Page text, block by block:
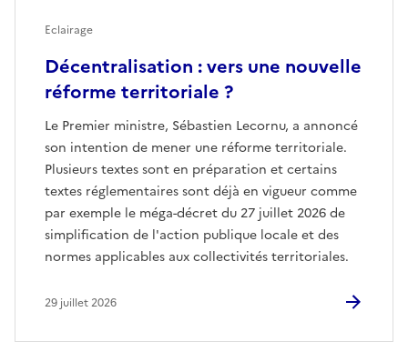
Décentralisation : vers une nouvelle
réforme territoriale ?
Le Premier ministre, Sébastien Lecornu, a annoncé
son intention de mener une réforme territoriale.
Plusieurs textes sont en préparation et certains
textes réglementaires sont déjà en vigueur comme
par exemple le méga-décret du 27 juillet 2026 de
simplification de l'action publique locale et des
normes applicables aux collectivités territoriales.
Eclairage
29 juillet 2026